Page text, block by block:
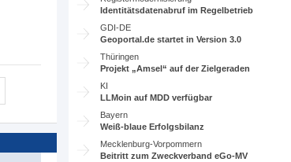
Identitätsdatenabruf im Regelbetrieb
GDI-DE
Geoportal.de startet in Version 3.0
Thüringen
Projekt „Amsel“ auf der Zielgeraden
KI
LLMoin auf MDD verfügbar
Bayern
Weiß-blaue Erfolgsbilanz
Mecklenburg-Vorpommern
Beitritt zum Zweckverband eGo-MV